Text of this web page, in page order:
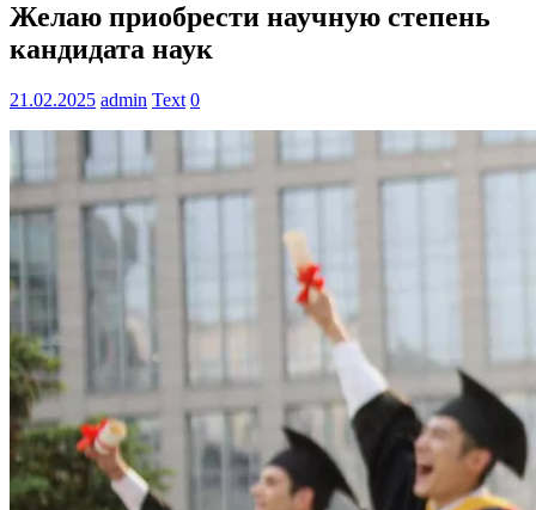
Желаю приобрести научную степень
кандидата наук
21.02.2025 admin Text 0